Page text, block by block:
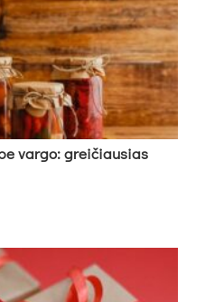
vargo: greičiausias